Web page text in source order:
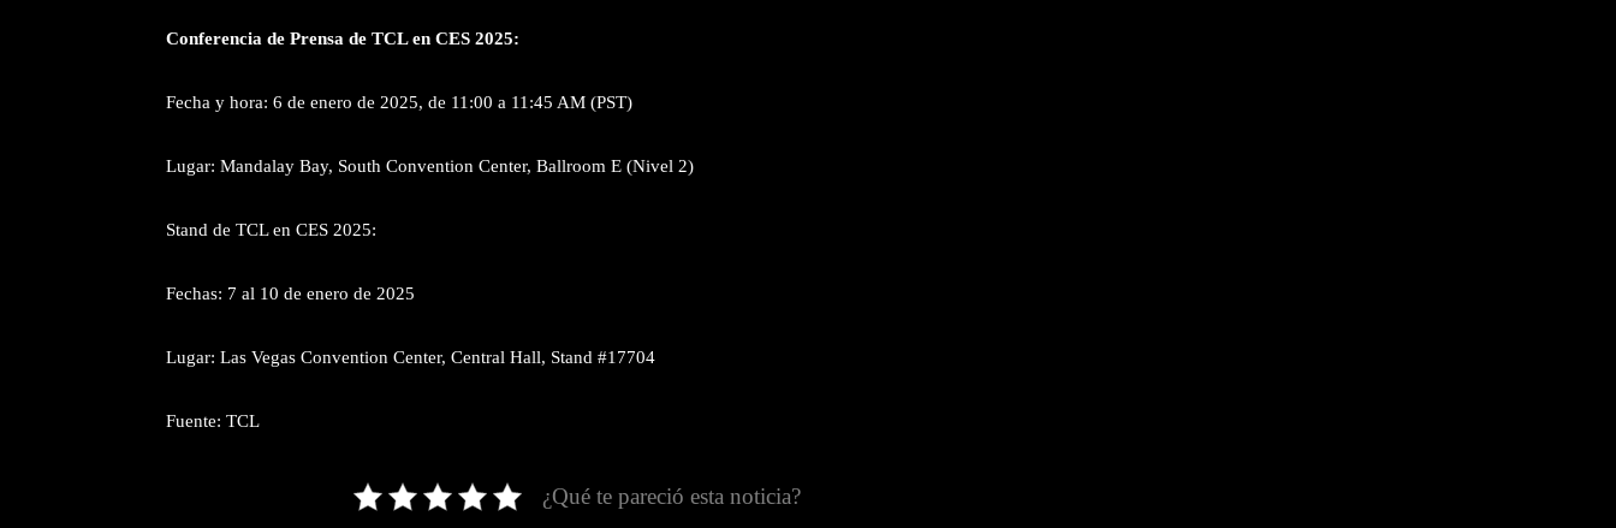
Conferencia de Prensa de TCL en CES 2025:
Fecha y hora: 6 de enero de 2025, de 11:00 a 11:45 AM (PST)
Lugar: Mandalay Bay, South Convention Center, Ballroom E (Nivel 2)
Stand de TCL en CES 2025:
Fechas: 7 al 10 de enero de 2025
Lugar: Las Vegas Convention Center, Central Hall, Stand #17704
Fuente: TCL
¿Qué te pareció esta noticia?